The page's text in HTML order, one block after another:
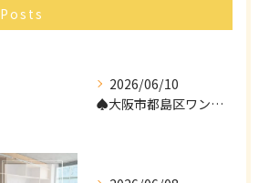
Posts
2026/06/10
♠︎大阪市都島区ワンルームタイプ障がい者グループホーム情報♠